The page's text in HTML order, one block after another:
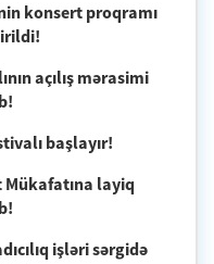
konsert proqramı
açılış mərasimi
başlayır!
Mükafatına layiq
işləri sərgidə